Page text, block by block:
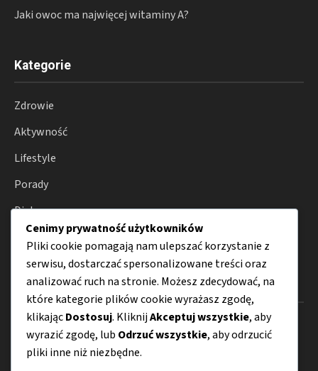
Jaki owoc ma najwięcej witaminy A?
Kategorie
Zdrowie
Aktywność
Lifestyle
Porady
Dieta
Suplementacja
Menu
O nas
Kontakt
Cenimy prywatność użytkowników
Pliki cookie pomagają nam ulepszać korzystanie z
serwisu, dostarczać spersonalizowane treści oraz
analizować ruch na stronie. Możesz zdecydować, na
które kategorie plików cookie wyrażasz zgodę,
klikającDostosuj. KliknijAkceptuj wszystkie, aby
wyrazić zgodę, lub Odrzuć wszystkie, aby odrzucić
pliki inne niż niezbędne.